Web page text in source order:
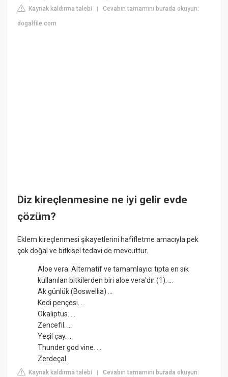
Kaynak kaldırma talebi |Cevabın tamamını burada okuyun:
dogalfile.com
Diz kireçlenmesine ne iyi gelir evde
çözüm?
Eklem kireçlenmesi şikayetlerini hafifletme amacıyla pek
çok doğal ve bitkisel tedavi de mevcuttur.
Aloe vera. Alternatif ve tamamlayıcı tıpta en sık
kullanılan bitkilerden biri aloe vera'dır (1). ...
Ak günlük (Boswellia) ...
Kedi pençesi. ...
Okaliptüs. ...
Zencefil. ...
Yeşil çay. ...
Thunder god vine. ...
Zerdeçal.
Kaynak kaldırma talebi |Cevabın tamamını burada okuyun: